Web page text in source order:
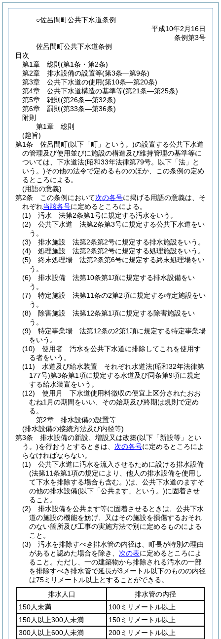
○佐呂間町公共下水道条例
平成10年2月16日
条例第3号
佐呂間町公共下水道条例
目次
第1章
総則 (第1条・第2条)
第2章
排水設備の設置等(第3条―第9条)
第3章
公共下水道の使用(第10条―第20条)
第4章
公共下水道構造の基準等(第21条―第25条)
第5章
雑則 (第26条―第32条)
第6章
罰則 (第33条―第36条)
附則
第1章
総則
(趣旨)
第1条
佐呂間町(以下「町」という。)の設置する公共下水道
の管理及び使用並びに施設の構造及び維持管理の基準等に
ついては、下水道法(昭和33年法律第79号。以下「法」と
いう。)その他の法令で定めるもののほか、この条例の定め
るところによる。
(用語の意義)
第2条
この条例において次の各号に掲げる用語の意義は、そ
れぞれ当該各号に定めるところによる。
(1)
汚水 法第2条第1号に規定する汚水をいう。
(2)
公共下水道 法第2条第3号に規定する公共下水道をい
う。
(3)
排水施設 法第2条第2号に規定する排水施設をいう。
(4)
処理施設 法第2条第2号に規定する処理施設をいう。
(5)
終末処理場 法第2条第6号に規定する終末処理場をい
う。
(6)
排水設備 法第10条第1項に規定する排水設備をい
う。
(7)
特定施設 法第11条の2第2項に規定する特定施設をい
う。
(8)
除害施設 法第12条第1項に規定する除害施設をい
う。
(9)
特定事業場 法第12条の2第1項に規定する特定事業場
をいう。
(10)
使用者 汚水を公共下水道に排除してこれを使用す
る者をいう。
(11)
水道及び給水装置 それぞれ水道法(昭和32年法律第
177号)第3条第1項に規定する水道及び同条第9項に規定
する給水装置をいう。
(12)
使用月 下水道使用料徴収の便宜上区分されたおお
むね1月の期間をいい、その始期及び終期は規則で定め
る。
第2章
排水設備の設置等
(排水設備の接続方法及び内径等)
第3条
排水設備の新設、増設又は改築(以下「新設等」とい
う。)を行おうとするときは、 次の各号に定めるところによ
らなければならない。
(1)
公共下水道に汚水を流入させるために設ける排水設備
(法第11条第1項の規定により、他人の排水設備を使用し
て下水を排除する場合も含む。)は、公共下水道のますそ
の他の排水設備(以下「公共ます」という。)に固着させ
ること。
(2)
排水設備を公共ます等に固着させるときは、公共下水
道の施設の機能を妨げ、又はその施設を損傷するおそれ
のない箇所及び工事の実施方法で別に定めるものによる
こと。
(3)
汚水を排除すべき排水管の内径は、町長が特別の理由
があると認めた場合を除き、 次の表に定めるところによ
ること。 ただし、一の建築物から排除される汚水の一部
を排除すべき排水管で延長が3メートル以下のものの内径
は75ミリメートル以上とすることができる。
排水人口
排水管の内径
150人未満
100ミリメートル以上
150人以上300人未満
150ミリメートル以上
300人以上600人未満
200ミリメートル以上